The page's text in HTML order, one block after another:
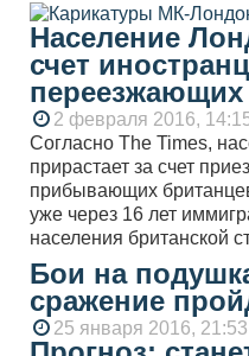
Население
счет
переезжающих
2 февраля 2016,
Согласно The Times,
прирастает за счет
прибывающих
уже через 16 лет
населения британской
Бои на
сражение
25 января 2016, 21:53